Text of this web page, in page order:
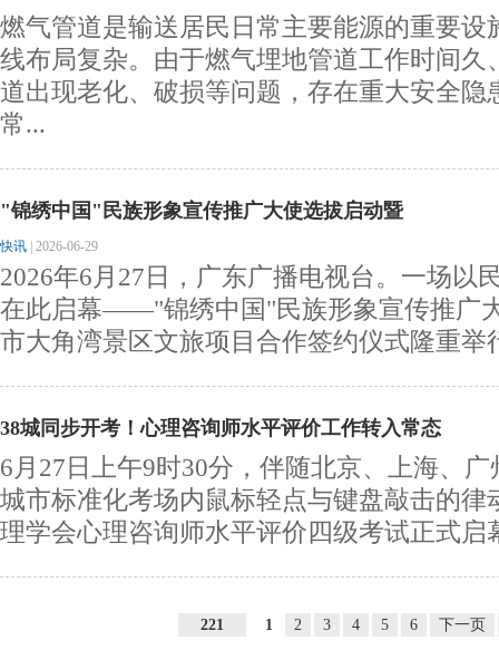
燃气管道是输送居民日常主要能源的重要设
线布局复杂。由于燃气埋地管道工作时间久
道出现老化、破损等问题，存在重大安全隐
常...
"锦绣中国"民族形象宣传推广大使选拔启动暨
快讯 2026-06-29
2026年6月27日，广东广播电视台。一场以
在此启幕——"锦绣中国"民族形象宣传推广
市大角湾景区文旅项目合作签约仪式隆重举
38城同步开考！心理咨询师水平评价工作转入常态
6月27日上午9时30分，伴随北京、上海、
城市标准化考场内鼠标轻点与键盘敲击的律
理学会心理咨询师水平评价四级考试正式启
221 1 2 3 4 5 6 下一页